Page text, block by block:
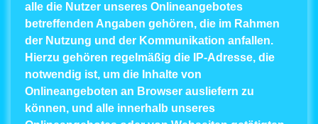
alle die Nutzer unseres Onlineangebotes
betreffenden Angaben gehören, die im Rahmen
der Nutzung und der Kommunikation anfallen.
Hierzu gehören regelmäßig die IP-Adresse, die
notwendig ist, um die Inhalte von
Onlineangeboten an Browser ausliefern zu
können, und alle innerhalb unseres